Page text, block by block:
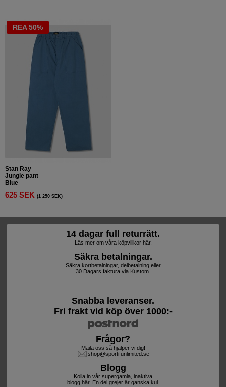
REA 50%
Stan Ray
Jungle pant
Blue
625 SEK (1 250 SEK)
14 dagar full returrätt.
Läs mer om våra köpvillkor här.
Säkra betalningar.
Säkra kortbetalningar, delbetalning eller
30 Dagars faktura via Kustom.
Snabba leveranser.
Fri frakt vid köp över 1000:-
Frågor?
Maila oss så hjälper vi dig!
shop@sportifunlimited.se
Blogg
Kolla in vår supergamla, inaktiva
blogg här. En del grejer är ganska kul.